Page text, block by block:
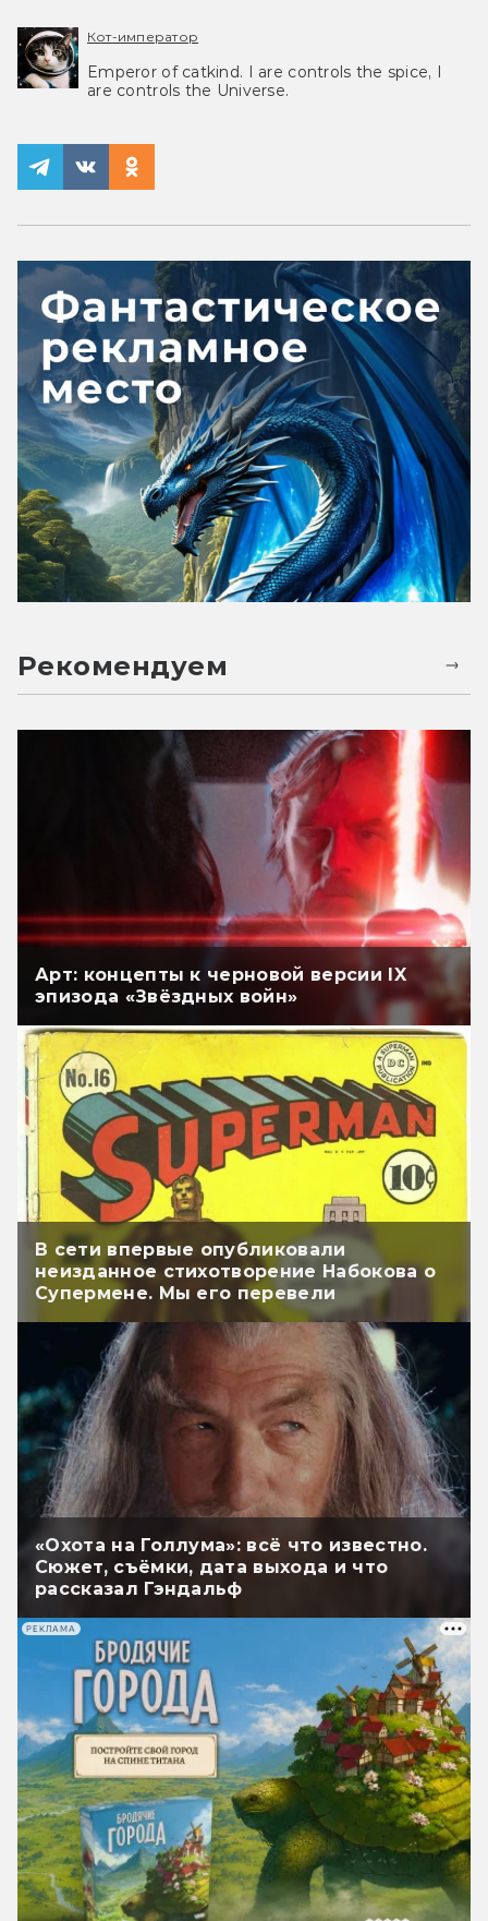
Кот-император
Emperor of catkind. I are controls the spice, I
are controls the Universe.
Рекомендуем
Арт: концепты к черновой версии IX
эпизода «Звёздных войн»
В сети впервые опубликовали
неизданное стихотворение Набокова о
Супермене. Мы его перевели
«Охота на Голлума»: всё что известно.
Сюжет, съёмки, дата выхода и что
рассказал Гэндальф
РЕКЛАМА